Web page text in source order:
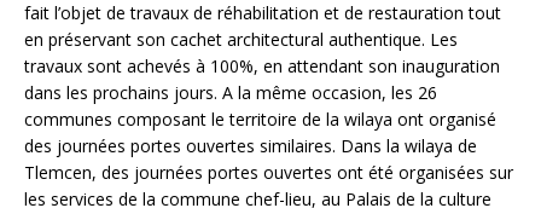
fait l’objet de travaux de réhabilitation et de restauration tout
en préservant son cachet architectural authentique. Les
travaux sont achevés à 100%, en attendant son inauguration
dans les prochains jours. A la même occasion, les 26
communes composant le territoire de la wilaya ont organisé
des journées portes ouvertes similaires. Dans la wilaya de
Tlemcen, des journées portes ouvertes ont été organisées sur
les services de la commune chef-lieu, au Palais de la culture